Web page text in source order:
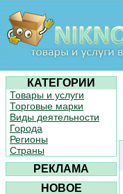
КАТЕГОРИИ
Товары и услуги
Торговые марки
Виды деятельности
Города
Регионы
Страны
РЕКЛАМА
НОВОЕ